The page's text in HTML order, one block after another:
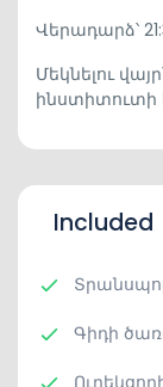
Վերադարձ՝
Մեկնելու
ինստիտուտի
Included
Գիդի